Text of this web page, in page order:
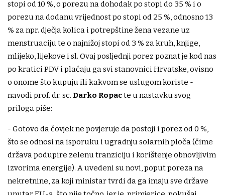
stopi od 10 %, o porezu na dohodak po stopi do 35 % i o
porezu na dodanu vrijednost po stopi od 25 %, odnosno 13
% za npr. dječja kolica i potrepštine žena vezane uz
menstruaciju te o najnižoj stopi od 3 % za kruh, knjige,
mlijeko, lijekove i sl. Ovaj posljednji porez poznat je kod nas
po kratici PDV i plaćaju ga svi stanovnici Hrvatske, ovisno
o onome što kupuju ili kakvom se uslugom koriste -
navodi prof. dr. sc. Darko Ropacte u nastavku svog
priloga piše:
- Gotovo da čovjek ne povjeruje da postoji i porez od 0 %,
što se odnosi na isporuku i ugradnju solarnih ploča (čime
država podupire zelenu tranziciju i korištenje obnovljivim
izvorima energije). A uvedeni su novi, poput poreza na
nekretnine, za koji ministar tvrdi da ga imaju sve države